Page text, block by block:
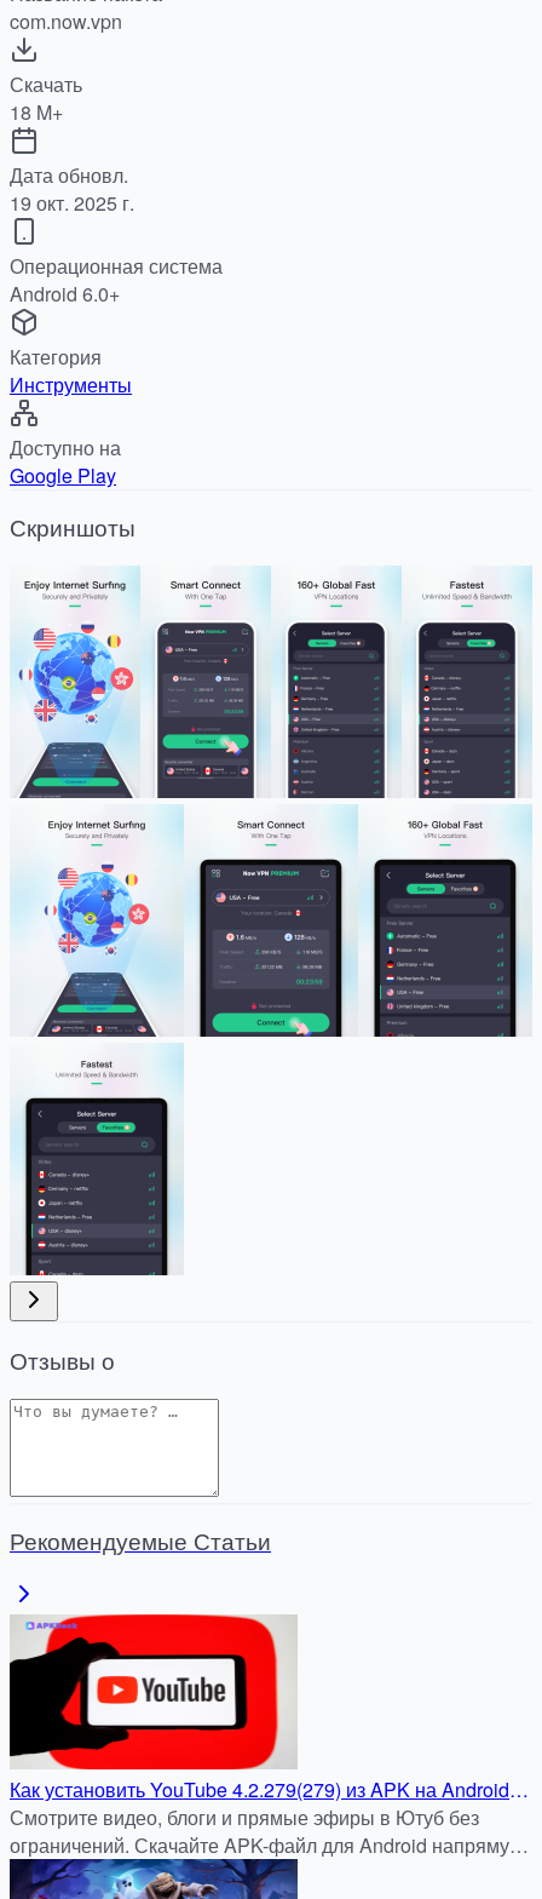
com.now.vpn
Скачать
18 M+
Дата обновл.
19 окт. 2025 г.
Операционная система
Android 6.0+
Категория
Инструменты
Доступно на
Google Play
Скриншоты
Отзывы о
Рекомендуемые Статьи
Как установить YouTube 4.2.279(279) из APK на Android:
Подробная инструкция для APKDock
Смотрите видео, блоги и прямые эфиры в Ютуб без
ограничений. Скачайте APK-файл для Android напрямую
с apkdock.com — быстро, безопасно и бесплатно.